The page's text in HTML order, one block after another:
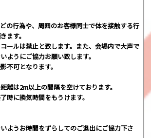
の行為や、周囲のお客様同士で体を接触する行
ます。
ールは禁止と致します。また、会場内で大声で
ようにご協力お願い致します。
不可となります。
離は2m以上の間隔を空けております。
時に換気時間をもうけます。
ようお時間をずらしてのご退出にご協力下さ